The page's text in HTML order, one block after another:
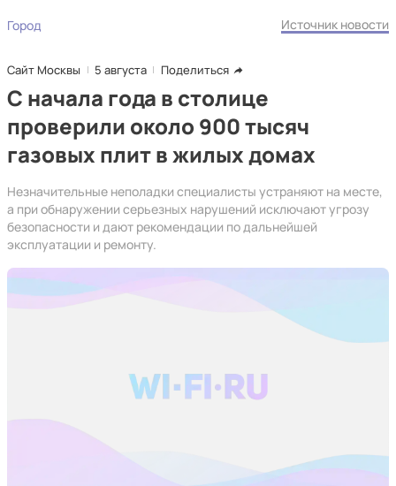
Город Источник новости
Сайт Москвы 5 августа Поделиться
С начала года в столице
проверили около 900 тысяч
газовых плит в жилых домах
Незначительные неполадки специалисты устраняют на месте,
а при обнаружении серьезных нарушений исключают угрозу
безопасности и дают рекомендации по дальнейшей
эксплуатации и ремонту.